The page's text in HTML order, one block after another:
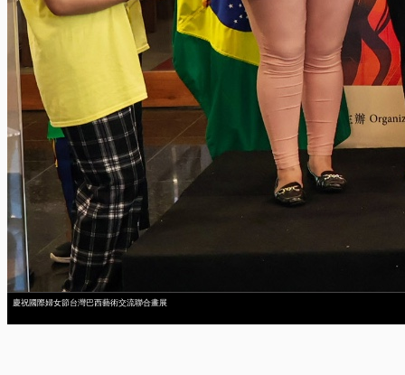
慶祝國際婦女節台灣巴西藝術交流聯合畫展